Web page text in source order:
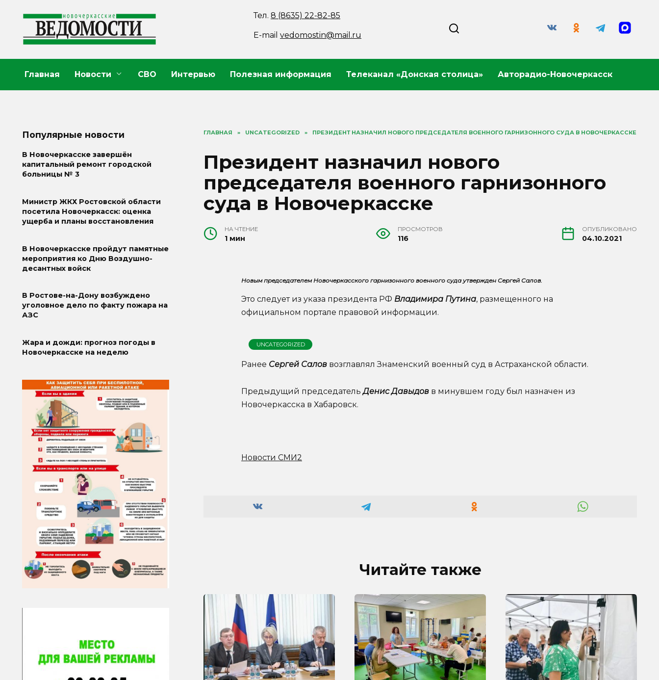
содержанию
Тел.8 (8635) 22-82-85
E-mailvedomostin@mail.ru
Главная Новости СВО Интервью Полезная информация Телеканал «Донская столица» Авторадио-Новочеркасск
ГЛАВНАЯ » UNCATEGORIZED » ПРЕЗИДЕНТ НАЗНАЧИЛ НОВОГО ПРЕДСЕДАТЕЛЯ ВОЕННОГО ГАРНИЗОННОГО СУДА В НОВОЧЕРКАССКЕ
Президент назначил нового
председателя военного гарнизонного
суда в Новочеркасске
НА ЧТЕНИЕ
1 мин
ПРОСМОТРОВ
116
ОПУБЛИКОВАНО
04.10.2021
Новым председателем Новочеркасского гарнизонного военного суда утвержден Сергей Салов.
Это следует из указа президента РФ Владимира Путина, размещенного на
официальном портале правовой информации.
UNCATEGORIZED
Ранее Сергей Салов возглавлял Знаменский военный суд в Астраханской области.
Предыдущий председательДенис Давыдов в минувшем году был назначен из
Новочеркасска в Хабаровск.
Новости СМИ2
Читайте также
Популярные новости
В Новочеркасске завершён
капитальный ремонт городской
больницы № 3
Министр ЖКХ Ростовской области
посетила Новочеркасск: оценка
ущерба и планы восстановления
В Новочеркасске пройдут памятные
мероприятия ко Дню Воздушно-
десантных войск
В Ростове-на-Дону возбуждено
уголовное дело по факту пожара на
АЗС
Жара и дожди: прогноз погоды в
Новочеркасске на неделю